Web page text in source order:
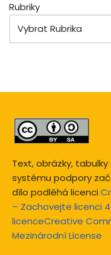
Rubriky
Text, obrázky,
systému podpory
dílo podléhá licenci
– Zachovejte licenci
licenceCreative
Mezinárodní License